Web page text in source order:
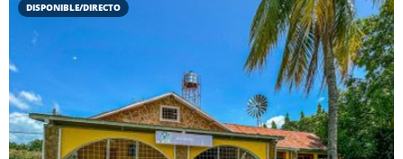
DISPONIBLE/DIRECTO